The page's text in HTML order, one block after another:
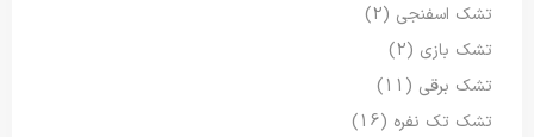
تشک اسفنجی (2)
تشک بازی (2)
تشک برقی (11)
تشک تک نفره (16)